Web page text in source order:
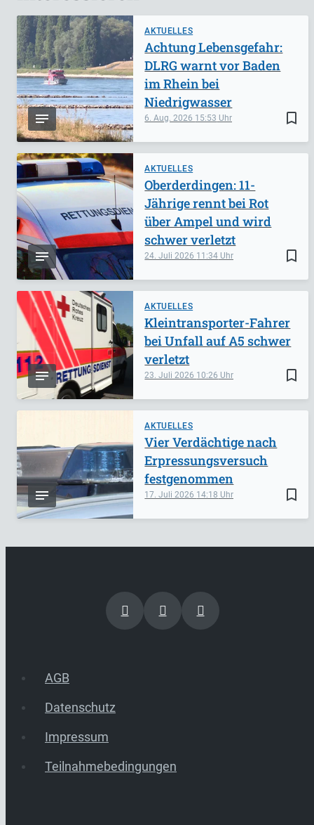
AKTUELLES
bookmark_border
6. Aug. 2026 15:53
Achtung Lebensgefahr:
DLRG warnt vor Baden
im Rhein bei
Niedrigwasser
AKTUELLES
bookmark_border
24. Juli 2026 11:34
Oberderdingen: 11-
Jährige rennt bei Rot
über Ampel und wird
schwer verletzt
AKTUELLES
bookmark_border
23. Juli 2026 10:26
Kleintransporter-Fahrer
bei Unfall auf A5 schwer
verletzt
AKTUELLES
bookmark_border
17. Juli 2026 14:18
Vier Verdächtige nach
Erpressungsversuch
festgenommen
AGB
Datenschutz
Impressum
Teilnahmebedingungen